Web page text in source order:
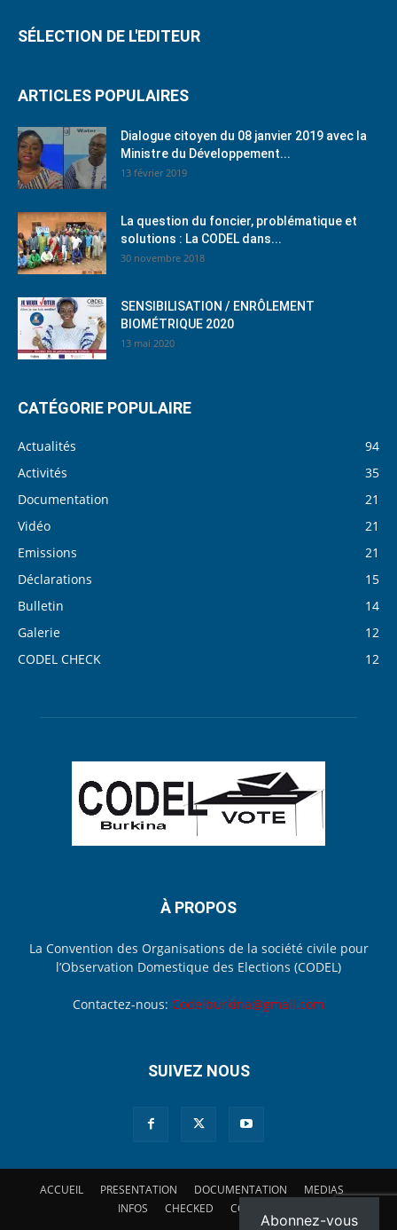
SÉLECTION DE L'EDITEUR
ARTICLES POPULAIRES
Dialogue citoyen du 08 janvier 2019 avec la
Ministre du Développement...
13 février 2019
La question du foncier, problématique et
solutions : La CODEL dans...
30 novembre 2018
SENSIBILISATION / ENRÔLEMENT
BIOMÉTRIQUE 2020
13 mai 2020
CATÉGORIE POPULAIRE
Actualités
94
Activités
35
Documentation
21
Vidéo
21
Emissions
21
Déclarations
15
Bulletin
14
Galerie
12
CODEL CHECK
12
À PROPOS
La Convention des Organisations de la société civile pour
l’Observation Domestique des Elections (CODEL)
Contactez-nous: Codelburkina@gmail.com
SUIVEZ NOUS
ACCUEIL PRESENTATION DOCUMENTATION
MEDIAS
INFOS
CHECKED CONTACT
Abonnez-vous